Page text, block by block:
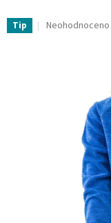
Tip
Průměrné
hvězdiček.
Neohodnoceno